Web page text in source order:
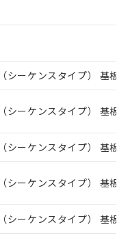
シーケンスタイプ） 基板
シーケンスタイプ） 基板
シーケンスタイプ） 基板
シーケンスタイプ） 基板
シーケンスタイプ） 基板
、同意のうえ